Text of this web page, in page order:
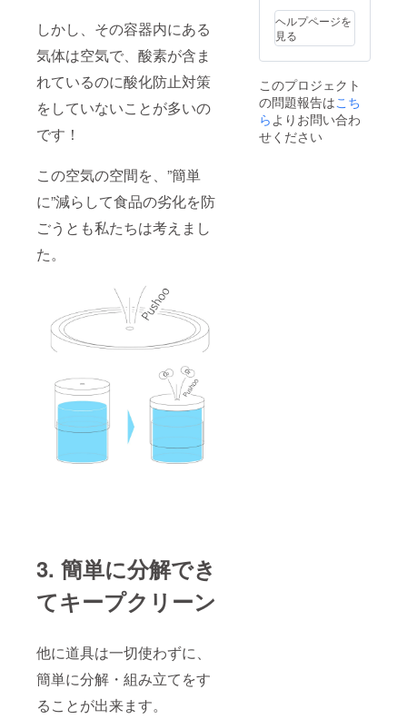
しかし、その容器内にある
気体は空気で、酸素が含ま
れているのに酸化防止対策
をしていないことが多いの
です！
この空気の空間を、”簡単
に”減らして食品の劣化を防
ごうとも私たちは考えまし
た。
3. 簡単に分解でき
てキープクリーン
他に道具は一切使わずに、
簡単に分解・組み立てをす
ることが出来ます。
ヘルプページを
見る
このプロジェクト
の問題報告はこち
らよりお問い合わ
せください